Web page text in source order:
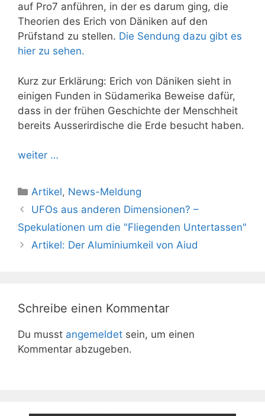
auf Pro7 anführen, in der es darum ging, die
Theorien des Erich von Däniken auf den
Prüfstand zu stellen. Die Sendung dazu gibt es
hier zu sehen.
Kurz zur Erklärung: Erich von Däniken sieht in
einigen Funden in Südamerika Beweise dafür,
dass in der frühen Geschichte der Menschheit
bereits Ausserirdische die Erde besucht haben.
weiter …
Kategorien
Artikel, News-Meldung
UFOs aus anderen Dimensionen? –
Spekulationen um die "Fliegenden Untertassen"
Artikel: Der Aluminiumkeil von Aiud
Schreibe einen Kommentar
Du musst angemeldet sein, um einen
Kommentar abzugeben.